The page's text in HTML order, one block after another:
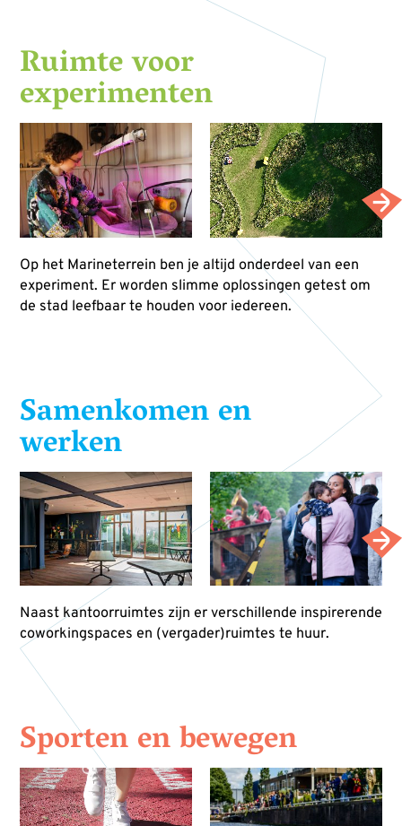
Ruimte voor
experimenten
Op het Marineterrein ben je altijd onderdeel van een
experiment. Er worden slimme oplossingen getest om
de stad leefbaar te houden voor iedereen.
Samenkomen en
werken
Naast kantoorruimtes zijn er verschillende inspirerende
coworkingspaces en (vergader)ruimtes te huur.
Sporten en bewegen